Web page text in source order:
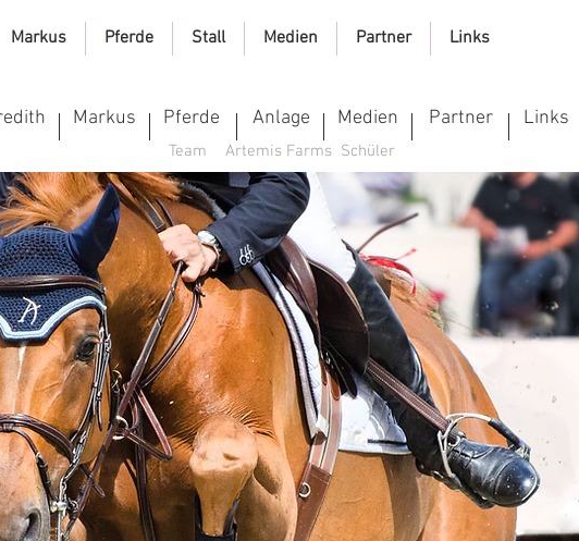
Markus Pferde Stall Medien Partner Links
Markus Pferde Anlage Medien Partner Links
Team Artemis Farms Schüler